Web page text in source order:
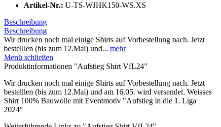
Artikel-Nr.: U-TS-WJHK150-WS.XS
Beschreibung
Beschreibung
Wir drucken noch mal einige Shirts auf Vorbestellung nach. Jetzt
bestelllen (bis zum 12.Mai) und... mehr
Menü schließen
Produktinformationen "Aufstieg Shirt VfL24"
Wir drucken noch mal einige Shirts auf Vorbestellung nach. Jetzt
bestelllen (bis zum 12.Mai) und am 16.05. wird versendet. Weisses
Shirt 100% Bauwolle mit Eventmotiv "Aufstieg in die 1. Liga
2024"